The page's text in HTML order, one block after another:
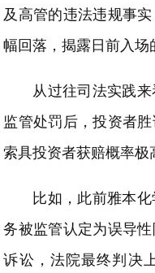
及高管的违法违规事
幅回落，揭露日前入场
从过往司法实践
监管处罚后，投资者
索具投资者获赔概率极
比如，此前雅本
务被监管认定为误导
诉讼，法院最终判决